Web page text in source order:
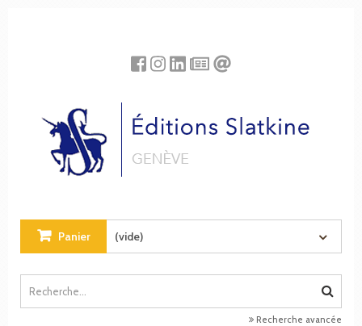
Panier (vide)
Recherche avancée